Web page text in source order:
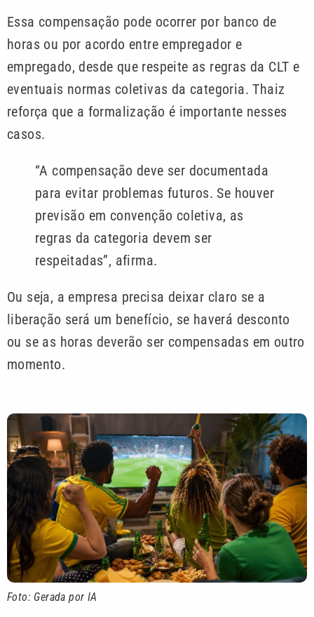
Essa compensação pode ocorrer por banco de
horas ou por acordo entre empregador e
empregado, desde que respeite as regras da CLT e
eventuais normas coletivas da categoria. Thaiz
reforça que a formalização é importante nesses
casos.
“A compensação deve ser documentada
para evitar problemas futuros. Se houver
previsão em convenção coletiva, as
regras da categoria devem ser
respeitadas”, afirma.
Ou seja, a empresa precisa deixar claro se a
liberação será um benefício, se haverá desconto
ou se as horas deverão ser compensadas em outro
momento.
Foto: Gerada por IA